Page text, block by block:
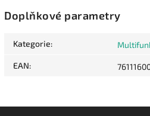
Doplňkové parametry
Kategorie:
EAN: